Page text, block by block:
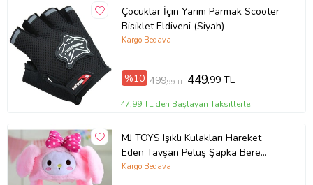
Çocuklar İçin Yarım Parmak Scooter
Bisiklet Eldiveni (Siyah)
Kargo Bedava
%10 499,99 TL 449,99 TL
47,99 TL'den Başlayan Taksitlerle
MJ TOYS Işıklı Kulakları Hareket
Eden Tavşan Pelüş Şapka Bere
Bunny pembe
Kargo Bedava